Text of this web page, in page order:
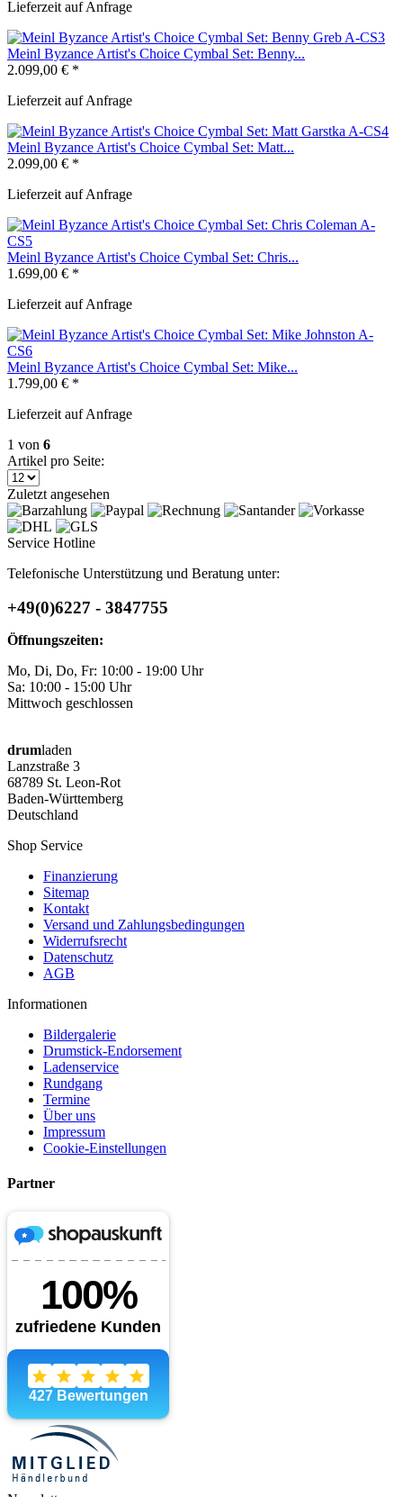
Lieferzeit auf Anfrage
Meinl Byzance Artist's Choice Cymbal Set: Benny...
2.099,00 € *
Lieferzeit auf Anfrage
Meinl Byzance Artist's Choice Cymbal Set: Matt...
2.099,00 € *
Lieferzeit auf Anfrage
Meinl Byzance Artist's Choice Cymbal Set: Chris...
1.699,00 € *
Lieferzeit auf Anfrage
Meinl Byzance Artist's Choice Cymbal Set: Mike...
1.799,00 € *
Lieferzeit auf Anfrage
1 von 6
Artikel pro Seite:
Zuletzt angesehen
Service Hotline
Telefonische Unterstützung und Beratung unter:
+49(0)6227 - 3847755
Öffnungszeiten:
Mo, Di, Do, Fr: 10:00 - 19:00 Uhr
Sa: 10:00 - 15:00 Uhr
Mittwoch geschlossen
drumladen
Lanzstraße 3
68789 St. Leon-Rot
Baden-Württemberg
Deutschland
Shop Service
Finanzierung
Sitemap
Kontakt
Versand und Zahlungsbedingungen
Widerrufsrecht
Datenschutz
AGB
Informationen
Bildergalerie
Drumstick-Endorsement
Ladenservice
Rundgang
Termine
Über uns
Impressum
Cookie-Einstellungen
Partner